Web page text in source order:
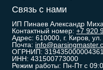
Связь с нами
ИП Пинаев Александр
Контактный номер: +7 920
Адрес: 610000, г. Киров, ул.
Почта:
ОГРНИП: 319435000004361
ИНН: 431500773000
Режим работы: Пн-Пт с